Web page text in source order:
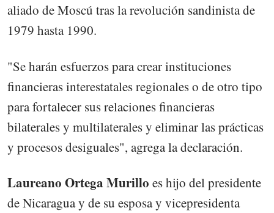
aliado de Moscú tras la revolución sandinista de
1979 hasta 1990.
"Se harán esfuerzos para crear instituciones
financieras interestatales regionales o de otro tipo
para fortalecer sus relaciones financieras
bilaterales y multilaterales y eliminar las prácticas
y procesos desiguales", agrega la declaración.
Laureano Ortega Murillo es hijo del presidente
de Nicaragua y de su esposa y vicepresidenta